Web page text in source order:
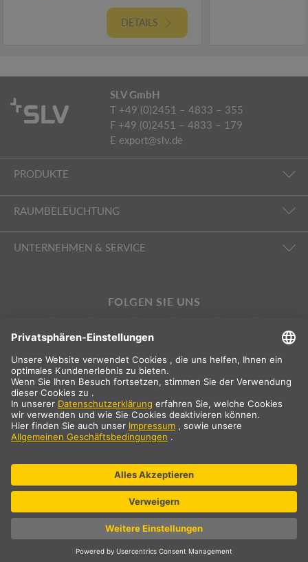
DETAILS
SLV GmbH
T +49 (0)2451 – 4833 – 355
F +49 (0)2451 – 4833 – 179
E export@slv.de
PRODUKTE
RAUMBELEUCHTUNG
UNTERNEHMEN & SERVICE
FOLGEN SIE UNS
INTERNATIONAL
DE | EN | ES | FR SLV International
Landauswahl
* Alle Preisangaben netto, zzgl. Versandkosten
** Die angegebenen Werte sind durchschnittliche Lieferzeiten und
beziehen sich auf Standardlieferungen auf dem europäischen
Festland und sofern der Bestelleingang bis 13 Uhr erfolgt ist.
Sperrgutartikel, wie Profile und Schienensysteme etc., können
längere Lieferzeiten haben.
© SLV Germany 2026. All rights reserved